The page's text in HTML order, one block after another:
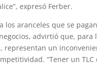
expresó Ferber.
los aranceles que se
advirtió que, para
representan un
“Tener un TLC